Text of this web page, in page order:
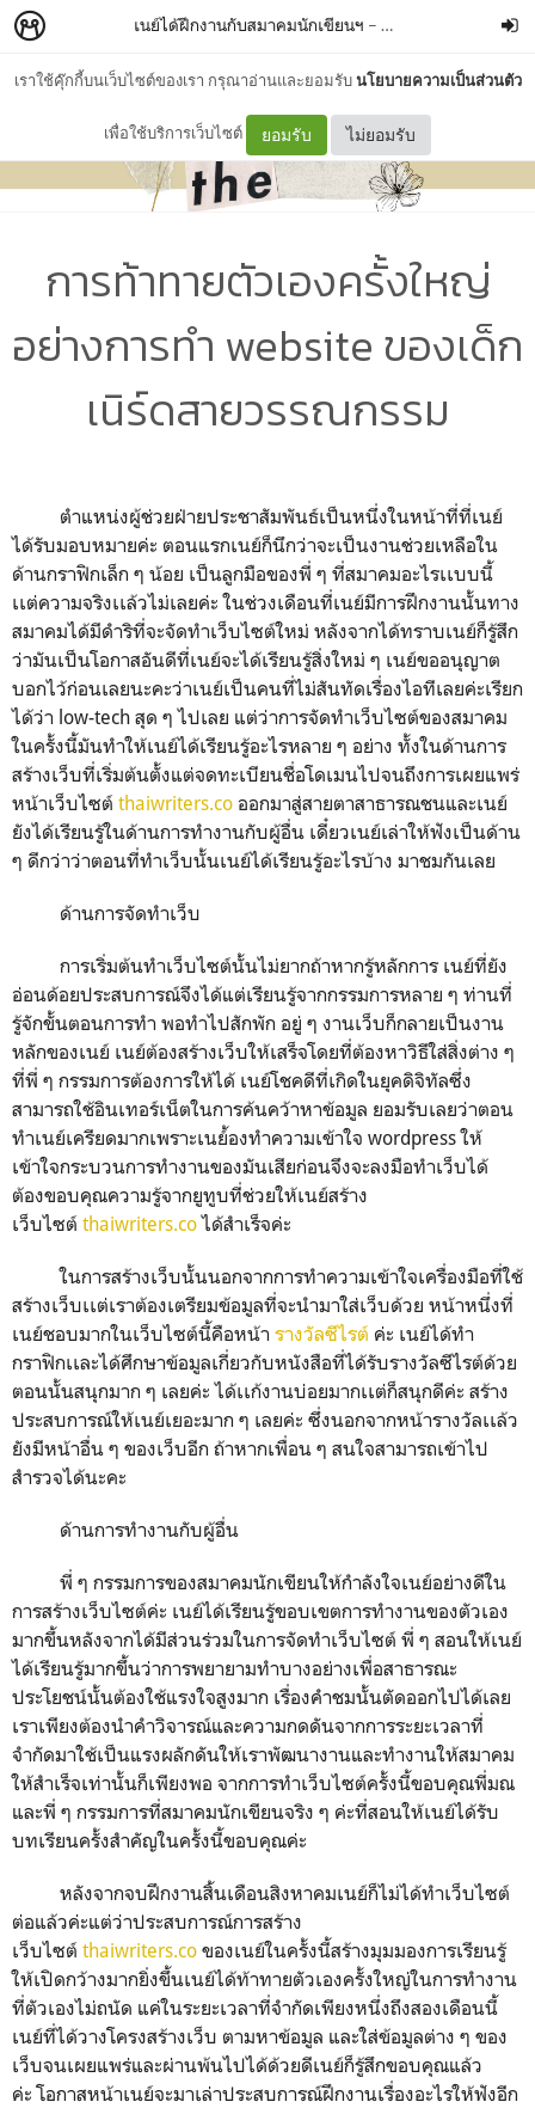
เราใช้คุ๊กกี้บนเว็บไซต์ของเรา กรุณาอ่านและยอมรับนโยบายความเป็นส่วนตัว
เพื่อใช้บริการเว็บไซต์ ยอมรับ ไม่ยอมรับ
เนย์ได้ฝึกงานกับสมาคมนักเขียนฯ – NaybyNay
การท้าทายตัวเองครั้งใหญ่
อย่างการทำ website ของเด็ก
เนิร์ดสายวรรณกรรม
ตำแหน่งผู้ช่วยฝ่ายประชาสัมพันธ์เป็นหนึ่งในหน้าที่ที่เนย์
ได้รับมอบหมายค่ะ ตอนแรกเนย์ก็นึกว่าจะเป็นงานช่วยเหลือใน
ด้านกราฟิกเล็ก ๆ น้อย เป็นลูกมือของพี่ ๆ ที่สมาคมอะไรเเบบนี้
เเต่ความจริงเเล้วไม่เลยค่ะ ในช่วงเดือนที่เนย์มีการฝึกงานนั้นทาง
สมาคมได้มีดำริที่จะจัดทำเว็บไซต์ใหม่ หลังจากได้ทราบเนย์ก็รู้สึก
ว่ามันเป็นโอกาสอันดีที่เนย์จะได้เรียนรู้สิ่งใหม่ ๆ เนย์ขออนุญาต
บอกไว้ก่อนเลยนะคะว่าเนย์เป็นคนที่ไม่สันทัดเรื่องไอทีเลยค่ะเรียก
ได้ว่า low-tech สุด ๆ ไปเลย แต่ว่าการจัดทำเว็บไซต์ของสมาคม
ในครั้งนี้มันทำให้เนย์ได้เรียนรู้อะไรหลาย ๆ อย่าง ทั้งในด้านการ
สร้างเว็บที่เริ่มต้นตั้งแต่จดทะเบียนชื่อโดเมนไปจนถึงการเผยแพร่
หน้าเว็บไซต์ thaiwriters.co ออกมาสู่สายตาสาธารณชนและเนย์
ยังได้เรียนรู้ในด้านการทำงานกับผู้อื่น เดี๋ยวเนย์เล่าให้ฟังเป็นด้าน
ๆ ดีกว่าว่าตอนที่ทำเว็บนั้นเนย์ได้เรียนรู้อะไรบ้าง มาชมกันเลย
ด้านการจัดทำเว็บ
การเริ่มต้นทำเว็บไซต์นั้นไม่ยากถ้าหากรู้หลักการ เนย์ที่ยัง
อ่อนด้อยประสบการณ์จึงได้แต่เรียนรู้จากกรรมการหลาย ๆ ท่านที่
รู้จักขั้นตอนการทำ พอทำไปสักพัก อยู่ ๆ งานเว็บก็กลายเป็นงาน
หลักของเนย์ เนย์ต้องสร้างเว็บให้เสร็จโดยที่ต้องหาวิธีใส่สิ่งต่าง ๆ
ที่พี่ ๆ กรรมการต้องการให้ได้ เนย์โชคดีที่เกิดในยุคดิจิทัลซึ่ง
สามารถใช้อินเทอร์เน็ตในการค้นคว้าหาข้อมูล ยอมรับเลยว่าตอน
ทำเนย์เครียดมากเพราะเนย์้องทำความเข้าใจ wordpress ให้
เข้าใจกระบวนการทำงานของมันเสียก่อนจึงจะลงมือทำเว็บได้
ต้องขอบคุณความรู้จากยูทูบที่ช่วยให้เนย์สร้าง
เว็บไซต์ thaiwriters.co ได้สำเร็จค่ะ
ในการสร้างเว็บนั้นนอกจากการทำความเข้าใจเครื่องมือที่ใช้
สร้างเว็บเเต่เราต้องเตรียมข้อมูลที่จะนำมาใส่เว็บด้วย หน้าหนึ่งที่
เนย์ชอบมากในเว็บไซต์นี้คือหน้า รางวัลซีไรต์ ค่ะ เนย์ได้ทำ
กราฟิกเเละได้ศึกษาข้อมูลเกี่ยวกับหนังสือที่ได้รับรางวัลซีไรต์ด้วย
ตอนนั้นสนุกมาก ๆ เลยค่ะ ได้เเก้งานบ่อยมากเเต่ก็สนุกดีค่ะ สร้าง
ประสบการณ์ให้เนย์เยอะมาก ๆ เลยค่ะ ซึ่งนอกจากหน้ารางวัลเเล้ว
ยังมีหน้าอื่น ๆ ของเว็บอีก ถ้าหากเพื่อน ๆ สนใจสามารถเข้าไป
สำรวจได้นะคะ
ด้านการทำงานกับผู้อื่น
พี่ ๆ กรรมการของสมาคมนักเขียนให้กำลังใจเนย์อย่างดีใน
การสร้างเว็บไซต์ค่ะ เนย์ได้เรียนรู้ขอบเขตการทำงานของตัวเอง
มากขึ้นหลังจากได้มีส่วนร่วมในการจัดทำเว็บไซต์ พี่ ๆ สอนให้เนย์
ได้เรียนรู้มากขึ้นว่าการพยายามทำบางอย่างเพื่อสาธารณะ
ประโยชน์นั้นต้องใช้แรงใจสูงมาก เรื่องคำชมนั้นตัดออกไปได้เลย
เราเพียงต้องนำคำวิจารณ์และความกดดันจากการระยะเวลาที่
จำกัดมาใช้เป็นแรงผลักดันให้เราพัฒนางานและทำงานให้สมาคม
ให้สำเร็จเท่านั้นก็เพียงพอ จากการทำเว็บไซต์ครั้งนี้ขอบคุณพี่มณ
และพี่ ๆ กรรมการที่สมาคมนักเขียนจริง ๆ ค่ะที่สอนให้เนย์ได้รับ
บทเรียนครั้งสำคัญในครั้งนี้ขอบคุณค่ะ
หลังจากจบฝึกงานสิ้นเดือนสิงหาคมเนย์ก็ไม่ได้ทำเว็บไซต์
ต่อแล้วค่ะแต่ว่าประสบการณ์การสร้าง
เว็บไซต์ thaiwriters.co ของเนย์ในครั้งนี้สร้างมุมมองการเรียนรู้
ให้เปิดกว้างมากยิ่งขึ้นเนย์ได้ท้าทายตัวเองครั้งใหญ่ในการทำงาน
ที่ตัวเองไม่ถนัด แค่ในระยะเวลาที่จำกัดเพียงหนึ่งถึงสองเดือนนี้
เนย์ที่ได้วางโครงสร้างเว็บ ตามหาข้อมูล และใส่ข้อมูลต่าง ๆ ของ
เว็บจนเผยแพร่และผ่านพ้นไปได้ด้วยดีเนย์ก็รู้สึกขอบคุณแล้ว
ค่ะ โอกาสหน้าเนย์จะมาเล่าประสบการณ์ฝึกงานเรื่องอะไรให้ฟังอีก